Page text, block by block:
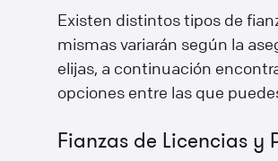
Existen distintos tipos de
mismas variarán según la
elijas, a continuación
opciones entre las que
Fianzas de Licencias y